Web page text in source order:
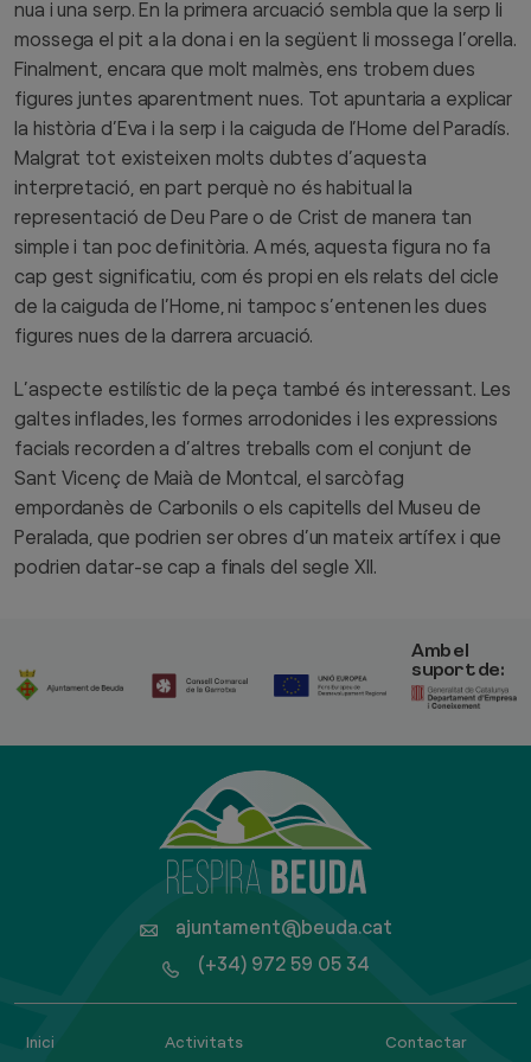
nua i una serp. En la primera arcuació sembla que la serp li
mossega el pit a la dona i en la següent li mossega l’orella.
Finalment, encara que molt malmès, ens trobem dues
figures juntes aparentment nues. Tot apuntaria a explicar
la història d’Eva i la serp i la caiguda de l’Home del Paradís.
Malgrat tot existeixen molts dubtes d’aquesta
interpretació, en part perquè no és habitual la
representació de Deu Pare o de Crist de manera tan
simple i tan poc definitòria. A més, aquesta figura no fa
cap gest significatiu, com és propi en els relats del cicle
de la caiguda de l’Home, ni tampoc s’entenen les dues
figures nues de la darrera arcuació.
L’aspecte estilístic de la peça també és interessant. Les
galtes inflades, les formes arrodonides i les expressions
facials recorden a d’altres treballs com el conjunt de
Sant Vicenç de Maià de Montcal, el sarcòfag
empordanès de Carbonils o els capitells del Museu de
Peralada, que podrien ser obres d’un mateix artífex i que
podrien datar-se cap a finals del segle XII.
Amb el
suport de:
ajuntament@beuda.cat
(+34) 972 59 05 34
Inici Activitats Contactar